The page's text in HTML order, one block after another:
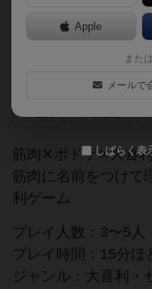
筋肉✕ボドゲ✕大喜
筋肉に名前をつけて
利ゲーム
プレイ人数：3〜5人
プレイ時間：15分ほ
ジャンル：大喜利・
Apple
または
メールで
しばらく表